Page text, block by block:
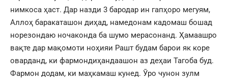
нимкоса ҳаст. Дар назди 3 бародар ин гапҳоро мегуям,
Аллоҳ баракаташон диҳад, намедонам кадомаш бошад
норезондаю ночаконда ба шумо мерасонанд. Ҳамаашро
вақте дар мақомоти ноҳияи Рашт будам барои як коре
оварданд, ки фармондиҳандаашон аз деҳаи Тагоба буд.
Фармон додам, ки маҳкамаш кунед. Ӯро чунон зулм